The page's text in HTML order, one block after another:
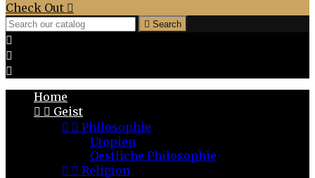
Check Out 
 Search



Home
  Geist
  Philosophie
Utopien
Oestliche Philosophie
  Religion